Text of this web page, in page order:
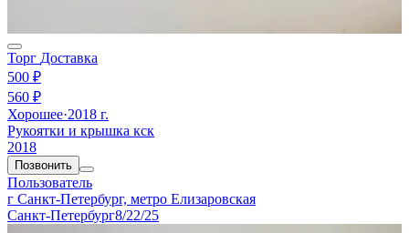
Торг Доставка
500 ₽
560 ₽
Хорошее·2018 г.
Рукоятки и крышка кск
2018
Позвонить
Пользователь
г Санкт-Петербург, метро Елизаровская
Санкт-Петербург8/22/25